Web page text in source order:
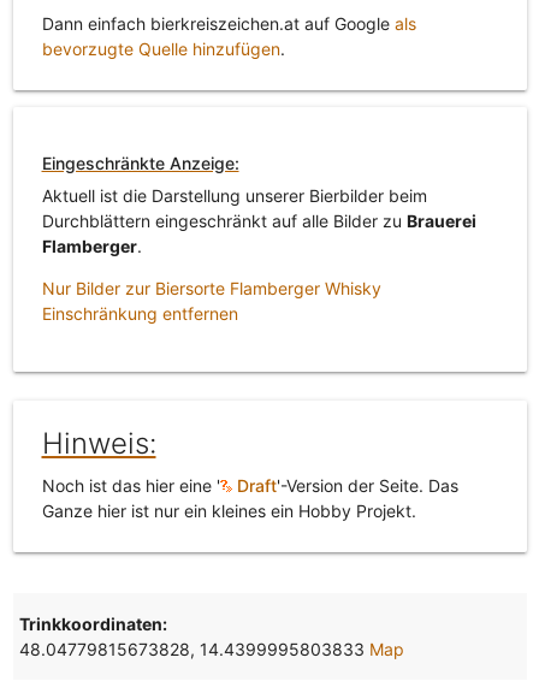
Dann einfach bierkreiszeichen.at auf Google als
bevorzugte Quelle hinzufügen.
Eingeschränkte Anzeige:
Aktuell ist die Darstellung unserer Bierbilder beim
Durchblättern eingeschränkt auf alle Bilder zu Brauerei
Flamberger.
Nur Bilder zur Biersorte Flamberger Whisky
Einschränkung entfernen
Hinweis:
Noch ist das hier eine ' Draft'-Version der Seite. Das
Ganze hier ist nur ein kleines ein Hobby Projekt.
Trinkkoordinaten:
48.04779815673828, 14.4399995803833 Map